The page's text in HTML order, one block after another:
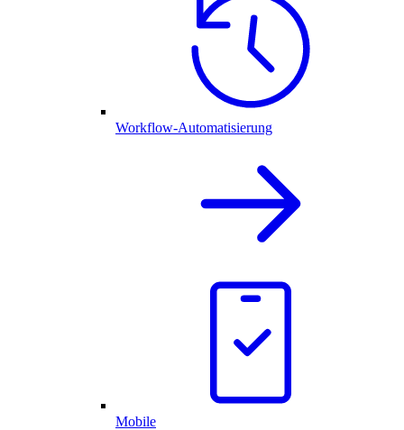
Workflow-Automatisierung
Mobile